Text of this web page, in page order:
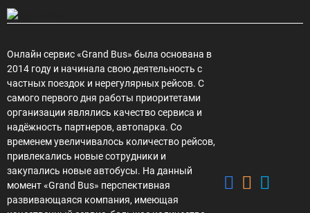
Онлайн сервис «Grand Bus» была основана в
2014 году и начинала свою деятельность с
частных поездок и нерегулярных рейсов. С
самого первого дня работы приоритетами
организации являлись качество сервиса и
надёжность партнеров, автопарка. Со
временем увеличивалось количество рейсов,
привлекались новые сотрудники и
закупались новые автобусы. На данный
момент «Grand Bus» перспективная
развивающаяся компания, имеющая